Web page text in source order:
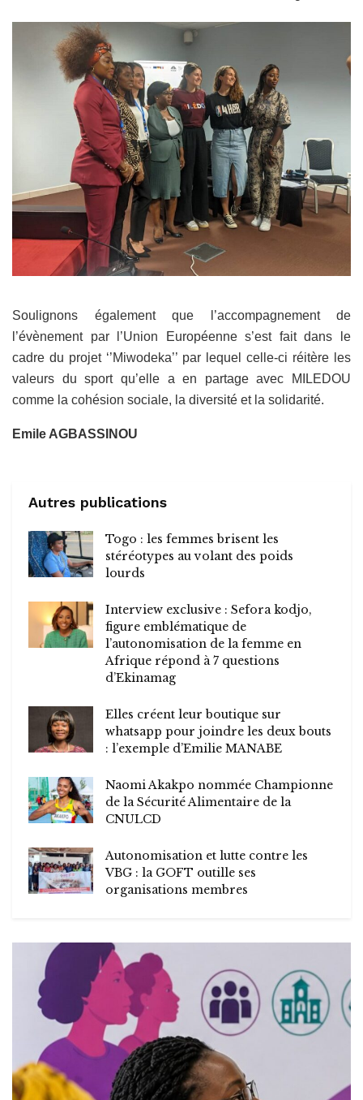
Soulignons également que l’accompagnement de
l’évènement par l’Union Européenne s’est fait dans le
cadre du projet ‘’Miwodeka’’ par lequel celle-ci réitère les
valeurs du sport qu’elle a en partage avec MILEDOU
comme la cohésion sociale, la diversité et la solidarité.
Emile AGBASSINOU
Autres publications
Togo : les femmes brisent les
stéréotypes au volant des poids
lourds
Interview exclusive : Sefora kodjo,
figure emblématique de
l’autonomisation de la femme en
Afrique répond à 7 questions
d’Ekinamag
Elles créent leur boutique sur
whatsapp pour joindre les deux bouts
: l’exemple d’Emilie MANABE
Naomi Akakpo nommée Championne
de la Sécurité Alimentaire de la
CNULCD
Autonomisation et lutte contre les
VBG : la GOFT outille ses
organisations membres